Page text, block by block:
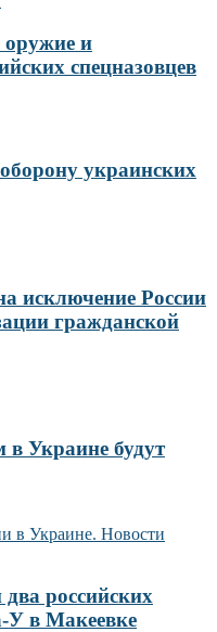
оружие и
спецназовцев
украинских
исключение России
гражданской
в Украине будут
российских
У в Макеевке